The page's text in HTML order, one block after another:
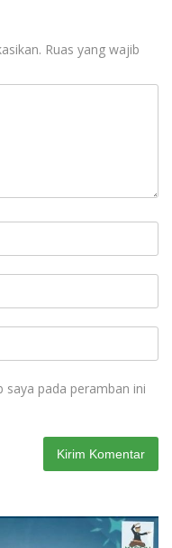
Ruas yang wajib
saya pada peramban ini